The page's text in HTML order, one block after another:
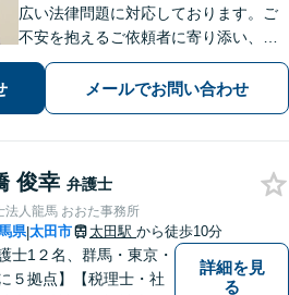
広い法律問題に対応しております。ご
不安を抱えるご依頼者に寄り添い、最
善の解決策を提案して、心の支えにな
れるよう尽力します。【初回相談無
料】まずは心のうちをお聞かせくださ
メールでお問い合わせ
俊幸 弁護士
法人龍馬 おおた事務所
県|太田市 太田駅 から徒歩10分
護士1２名、群馬・東京・
５拠点】【税理士・社
詳細を見
る